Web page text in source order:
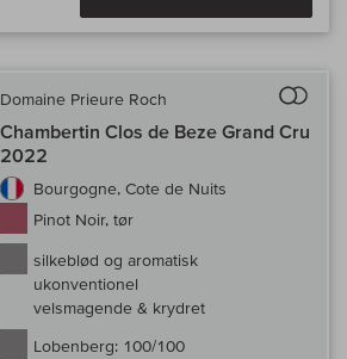
Domaine Prieure Roch
Chambertin Clos de Beze Grand Cru
2022
Bourgogne, Cote de Nuits
Pinot Noir, tør
silkeblød og aromatisk
ukonventionel
velsmagende & krydret
Lobenberg: 100/100